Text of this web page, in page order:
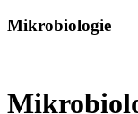
Mikrobiologie